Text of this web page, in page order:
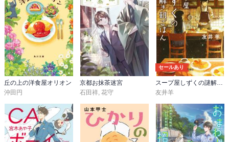
丘の上の洋食屋オリオン
沖田円
京都お抹茶迷宮
石田祥 花守
セールあり
友井羊